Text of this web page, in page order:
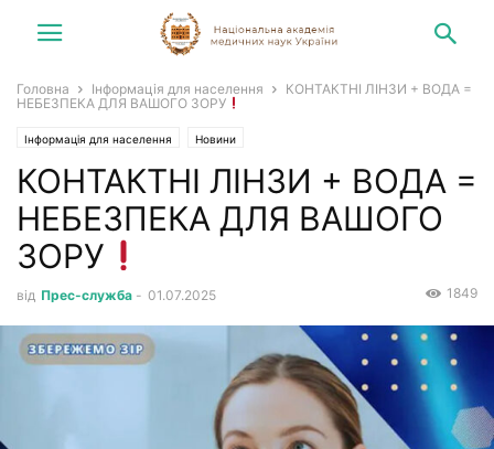
Головна Інформація для населення
КОНТАКТНІ ЛІНЗИ + ВОДА =
НЕБЕЗПЕКА ДЛЯ ВАШОГО ЗОРУ
Інформація для населення Новини
КОНТАКТНІ ЛІНЗИ + ВОДА =
НЕБЕЗПЕКА ДЛЯ ВАШОГО
ЗОРУ
від Прес-служба - 01.07.2025 1849